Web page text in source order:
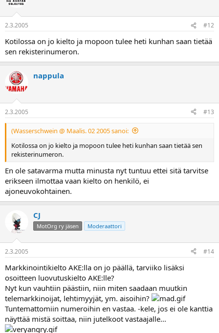
2.3.2005 #12
Kotilossa on jo kielto ja mopoon tulee heti kunhan saan tietää
sen rekisterinumeron.
nappula
2.3.2005 #13
(Wasserschwein @ Maalis. 02 2005 sanoi:
Kotilossa on jo kielto ja mopoon tulee heti kunhan saan tietää sen
rekisterinumeron.
En ole satavarma mutta minusta nyt tuntuu ettei sitä tarvitse
erikseen ilmottaa vaan kielto on henkilö, ei
ajoneuvokohtainen.
CJ
MotOrg ry jäsen Moderaattori
2.3.2005 #14
Markkinointikielto AKE:lla on jo päällä, tarviiko lisäksi
osoitteen luovutuskielto AKE:lle?
Nyt kun vauhtiin päästiin, niin miten saadaan muutkin
telemarkkinoijat, lehtimyyjät, ym. aisoihin?
Tuntemattomiin numeroihin en vastaa. -kele, jos ei ole kanttia
näyttää mistä soittaa, niin jutelkoot vastaajalle...